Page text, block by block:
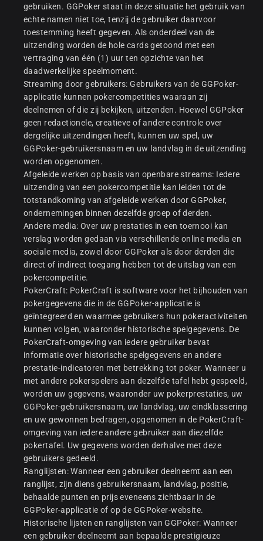
gebruiken. GGPoker staat in deze situatie het gebruik van
echte namen niet toe, tenzij de gebruiker daarvoor
toestemming heeft gegeven. Als onderdeel van de
uitzending worden de hole cards getoond met een
vertraging van één (1) uur ten opzichte van het
daadwerkelijke speelmoment.
Streaming door gebruikers: Gebruikers van de GGPoker-
applicatie kunnen pokercompetities waaraan zij
deelnemen of die zij bekijken, uitzenden. Hoewel GGPoker
geen redactionele, creatieve of andere controle over
dergelijke uitzendingen heeft, kunnen uw spel, uw
GGPoker-gebruikersnaam en uw landvlag in de uitzending
worden opgenomen.
Afgeleide werken op basis van openbare streams: Iedere
uitzending van een pokercompetitie kan leiden tot de
totstandkoming van afgeleide werken door GGPoker,
ondernemingen binnen dezelfde groep of derden.
Andere media: Over uw prestaties in een toernooi kan
verslag worden gedaan via verschillende online media en
sociale media, zowel door GGPoker als door derden die
direct of indirect toegang hebben tot de uitslag van een
pokercompetitie.
PokerCraft: PokerCraft is software voor het bijhouden van
pokergegevens die in de GGPoker-applicatie is
geïntegreerd en waarmee gebruikers hun pokeractiviteiten
kunnen volgen, waaronder historische spelgegevens. De
PokerCraft-omgeving van iedere gebruiker bevat
informatie over historische spelgegevens en andere
prestatie-indicatoren met betrekking tot poker. Wanneer u
met andere pokerspelers aan dezelfde tafel hebt gespeeld,
worden uw gegevens, waaronder uw pokerprestaties, uw
GGPoker-gebruikersnaam, uw landvlag, uw eindklassering
en uw gewonnen bedragen, opgenomen in de PokerCraft-
omgeving van iedere andere gebruiker aan diezelfde
pokertafel. Uw gegevens worden derhalve met deze
gebruikers gedeeld.
Ranglijsten: Wanneer een gebruiker deelneemt aan een
ranglijst, zijn diens gebruikersnaam, landvlag, positie,
behaalde punten en prijs eveneens zichtbaar in de
GGPoker-applicatie of op de GGPoker-website.
Historische lijsten en ranglijsten van GGPoker: Wanneer
een gebruiker deelneemt aan bepaalde prestigieuze